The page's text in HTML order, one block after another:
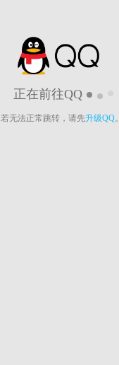
正在前往QQ
若无法正常跳转，请先升级QQ。